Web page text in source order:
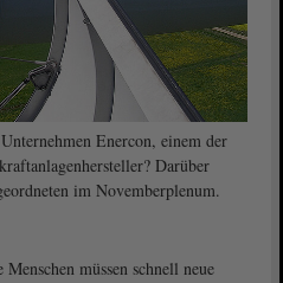
Enercon, einem der
Darüber
im Novemberplenum.
müssen schnell neue